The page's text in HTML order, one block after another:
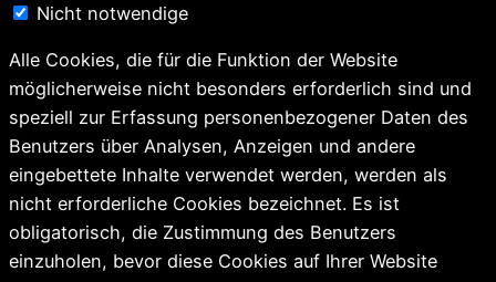
Nicht notwendige
Alle Cookies, die für die Funktion der Website
möglicherweise nicht besonders erforderlich sind und
speziell zur Erfassung personenbezogener Daten des
Benutzers über Analysen, Anzeigen und andere
eingebettete Inhalte verwendet werden, werden als
nicht erforderliche Cookies bezeichnet. Es ist
obligatorisch, die Zustimmung des Benutzers
einzuholen, bevor diese Cookies auf Ihrer Website